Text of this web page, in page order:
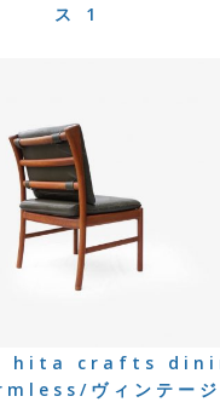
ス 1
hita crafts
ヴィンテージ